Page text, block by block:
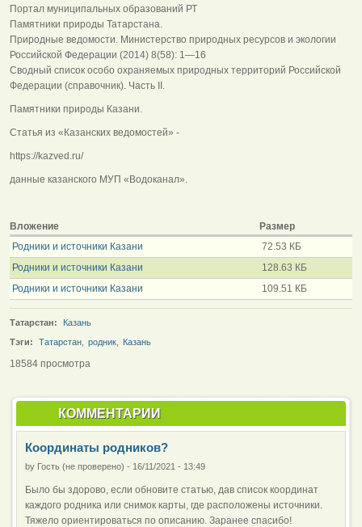
Портал муниципальных образований РТ
Памятники природы Татарстана.
Природные ведомости. Министерство природных ресурсов и экологии
Российской Федерации (2014) 8(58): 1—16
Сводный список особо охраняемых природных территорий Российской
Федерации (справочник). Часть II.
Памятники природы Казани.
Статья из «Казанских ведомостей» -
https://kazved.ru/
данные казанского МУП «Водоканал».
Вложение
Размер
Родники и источники Казани
72.53 КБ
Родники и источники Казани
128.63 КБ
Родники и источники Казани
109.51 КБ
Татарстан:
Казань
Тэги:
Татарстан родник Казань
18584 просмотра
КОММЕНТАРИИ
Координаты родников?
by Гость (не проверено) - 16/11/2021 - 13:49
Было бы здорово, если обновите статью, дав список координат
каждого родника или снимок карты, где расположены источники.
Тяжело ориентироваться по описанию. Заранее спасибо!